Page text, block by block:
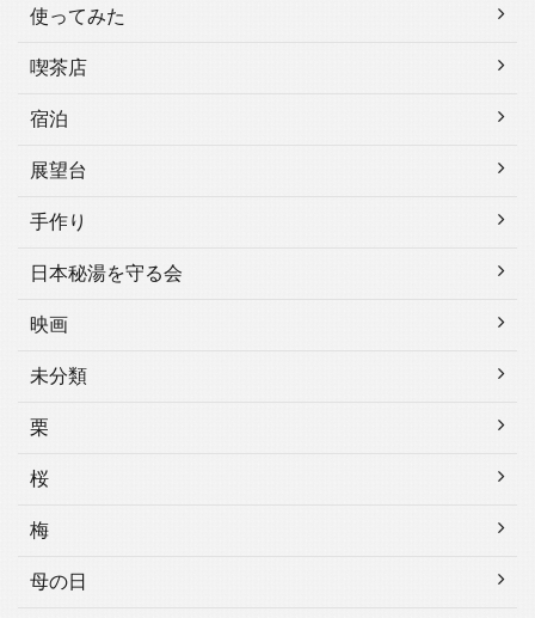
使ってみた
喫茶店
宿泊
展望台
手作り
日本秘湯を守る会
映画
未分類
栗
桜
梅
母の日